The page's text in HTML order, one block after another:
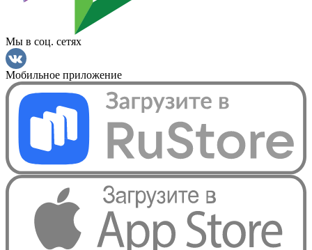
Мы в соц. сетях
Мобильное приложение